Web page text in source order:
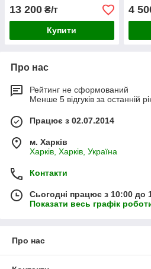
13 200 ₴/т
Купити
4
Про нас
Рейтинг не сформований
Менше 5 відгуків за останній
Працює з 02.07.2014
м. Харків
Харків, Харків, Україна
Контакти
Сьогодні працює з 10:00 до
Показати весь графік
Про нас